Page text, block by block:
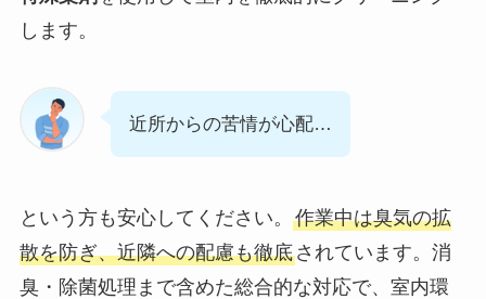
します。
近所からの苦情が心配…
という方も安心してください。 作業中は臭気の拡
散を防ぎ、近隣への配慮も徹底されています。消
臭・除菌処理まで含めた総合的な対応で、室内環